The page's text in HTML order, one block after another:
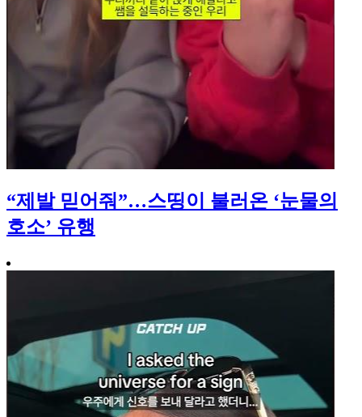
“제발 믿어줘”…스띵이 불러온 ‘눈물의
호소’ 유행